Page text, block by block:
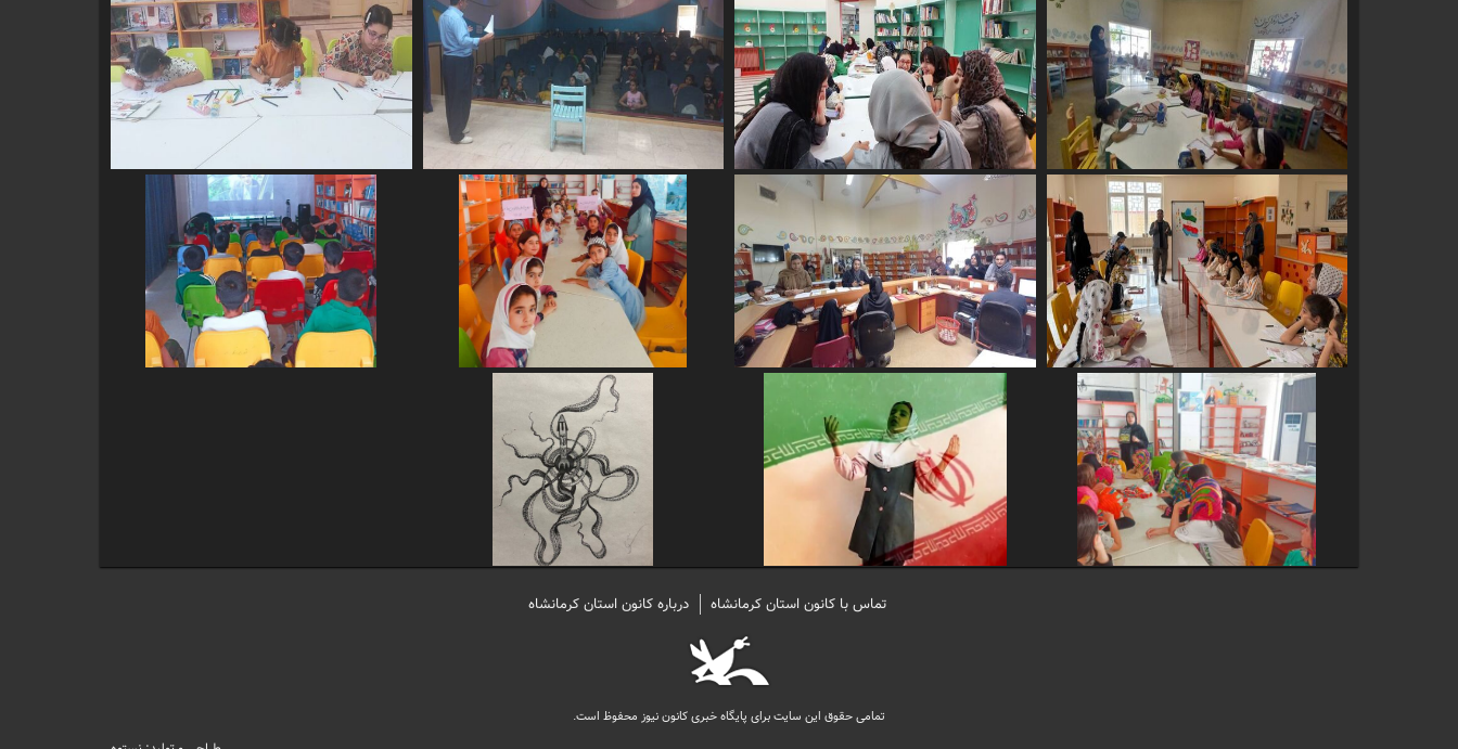
تماس با کانون استان کرمانشاه درباره کانون استان کرمانشاه
تمامی حقوق این سایت برای پایگاه خبری کانون نیوز محفوظ است.